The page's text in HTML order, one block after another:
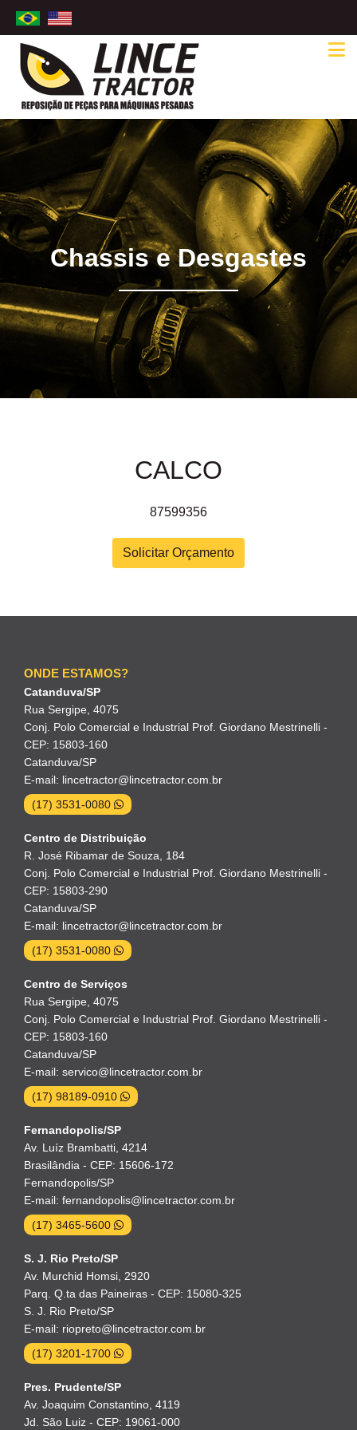
Chassis e Desgastes
CALCO
87599356
Solicitar Orçamento
ONDE ESTAMOS?
Catanduva/SP
Rua Sergipe, 4075
Conj. Polo Comercial e Industrial Prof. Giordano Mestrinelli -
CEP: 15803-160
Catanduva/SP
E-mail: lincetractor@lincetractor.com.br
(17) 3531-0080
Centro de Distribuição
R. José Ribamar de Souza, 184
Conj. Polo Comercial e Industrial Prof. Giordano Mestrinelli -
CEP: 15803-290
Catanduva/SP
E-mail: lincetractor@lincetractor.com.br
(17) 3531-0080
Centro de Serviços
Rua Sergipe, 4075
Conj. Polo Comercial e Industrial Prof. Giordano Mestrinelli -
CEP: 15803-160
Catanduva/SP
E-mail: servico@lincetractor.com.br
(17) 98189-0910
Fernandopolis/SP
Av. Luíz Brambatti, 4214
Brasilândia - CEP: 15606-172
Fernandopolis/SP
E-mail: fernandopolis@lincetractor.com.br
(17) 3465-5600
S. J. Rio Preto/SP
Av. Murchid Homsi, 2920
Parq. Q.ta das Paineiras - CEP: 15080-325
S. J. Rio Preto/SP
E-mail: riopreto@lincetractor.com.br
(17) 3201-1700
Pres. Prudente/SP
Av. Joaquim Constantino, 4119
Jd. São Luiz - CEP: 19061-000